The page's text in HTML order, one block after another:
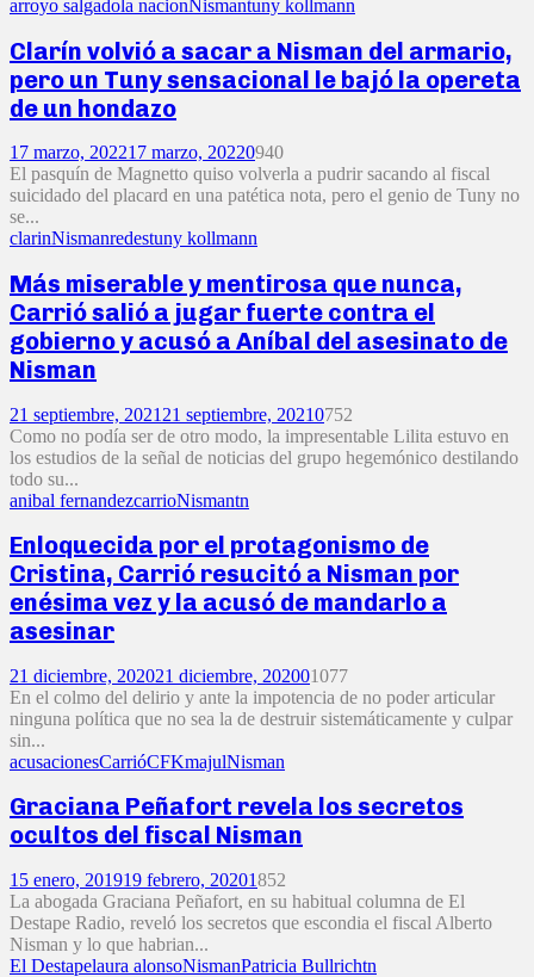
arroyo salgado la nacionNismantuny kollmann
Clarín volvió a sacar a Nisman del armario,
pero un Tuny sensacional le bajó la opereta
de un hondazo
17 marzo, 202217 marzo, 20220940
El pasquín de Magnetto quiso volverla a pudrir sacando al fiscal
suicidado del placard en una patética nota, pero el genio de Tuny no
se...
clarinNismanredestuny kollmann
Más miserable y mentirosa que nunca,
Carrió salió a jugar fuerte contra el
gobierno y acusó a Aníbal del asesinato de
Nisman
21 septiembre, 2021 21 septiembre, 20210752
Como no podía ser de otro modo, la impresentable Lilita estuvo en
los estudios de la señal de noticias del grupo hegemónico destilando
todo su...
anibal fernandezcarrioNismantn
Enloquecida por el protagonismo de
Cristina, Carrió resucitó a Nisman por
enésima vez y la acusó de mandarlo a
asesinar
21 diciembre, 202021 diciembre, 202001077
En el colmo del delirio y ante la impotencia de no poder articular
ninguna política que no sea la de destruir sistemáticamente y culpar
sin...
acusacionesCarrióCFKmajulNisman
Graciana Peñafort revela los secretos
ocultos del fiscal Nisman
15 enero, 201919 febrero, 20201852
La abogada Graciana Peñafort, en su habitual columna de El
Destape Radio, reveló los secretos que escondia el fiscal Alberto
Nisman y lo que habrian...
El Destapelaura alonsoNismanPatricia Bullrichtn